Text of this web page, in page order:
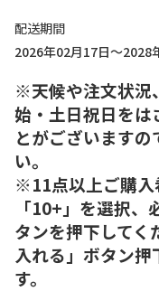
配送期間
2026年02月17日～2028
※天候や注文状況
始・土日祝日をは
とがございます
い。
※11点以上ご購入
「10+」を選択
タンを押下してく
入れる」ボタン
す。